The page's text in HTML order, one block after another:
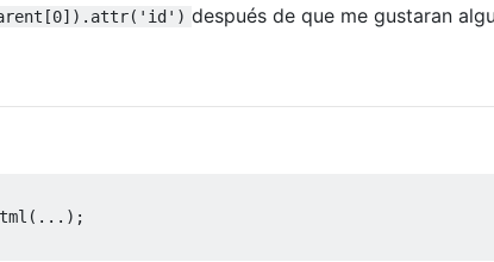
después de que me gustaran
(...);